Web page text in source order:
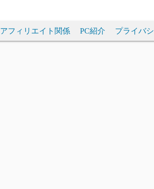
アフィリエイト関係 PC紹介 プライバ